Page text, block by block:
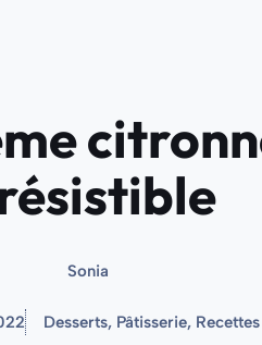
Sonia
Desserts, Pâtisserie, Recettes